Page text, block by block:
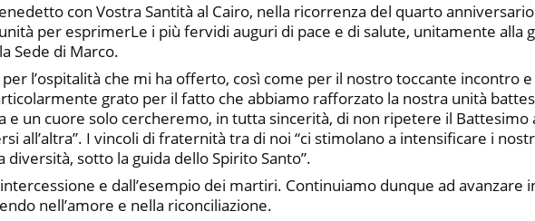
con Vostra Santità al Cairo, nella ricorrenza del quarto
per esprimerLe i più fervidi auguri di pace e di salute, unitamente alla
Sede di Marco.
l’ospitalità che mi ha offerto, così come per il nostro toccante incontro
grato per il fatto che abbiamo rafforzato la nostra unità
e un cuore solo cercheremo, in tutta sincerità, di non ripetere il
all’altra”. I vincoli di fraternità tra di noi “ci stimolano a intensificare i
sotto la guida dello Spirito Santo”.
e dall’esempio dei martiri. Continuiamo dunque ad avanzare
nell’amore e nella riconciliazione.